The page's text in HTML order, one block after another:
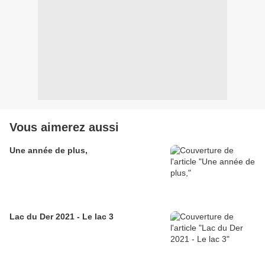
Vous aimerez aussi
Une année de plus,
Lac du Der 2021 - Le lac 3